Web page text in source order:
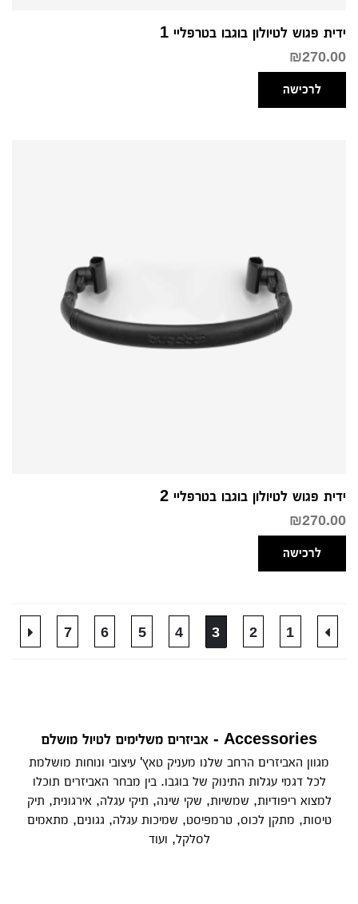
ידית פגוש לטיולון בוגבו בטרפליי 1
₪270.00
לרכישה
ידית פגוש לטיולון בוגבו בטרפליי 2
₪270.00
לרכישה
1
2
3
4
5
6
7
Accessories - אביזרים משלימים לטיול מושלם
מגוון האביזרים הרחב שלנו מעניק טאץ' עיצובי ונוחות מושלמת
לכל דגמי עגלות התינוק של בוגבו. בין מבחר האביזרים תוכלו
למצוא ריפודיות, שמשיות, שקי שינה, תיקי עגלה, אירגונית, תיק
טיסות, מתקן לכוס, טרמפיסט, שמיכות עגלה, גגונים, מתאמים
לסלקל, ועוד